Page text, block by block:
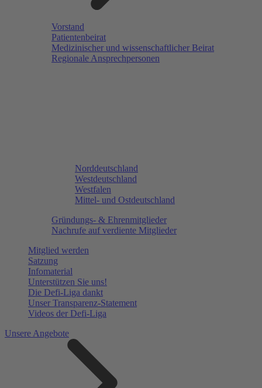
Vorstand
Patientenbeirat
Medizinischer und wissenschaftlicher Beirat
Regionale Ansprechpersonen
Norddeutschland
Westdeutschland
Westfalen
Mittel- und Ostdeutschland
Gründungs- & Ehrenmitglieder
Nachrufe auf verdiente Mitglieder
Mitglied werden
Satzung
Infomaterial
Unterstützen Sie uns!
Die Defi-Liga dankt
Unser Transparenz-Statement
Videos der Defi-Liga
Unsere Angebote